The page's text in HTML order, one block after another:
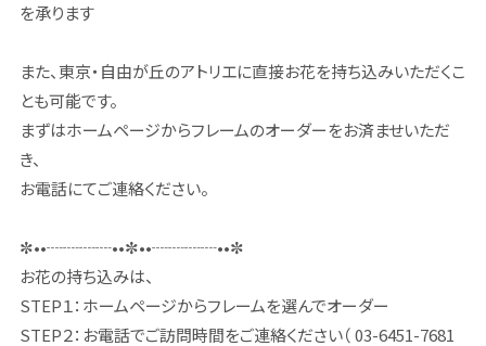
を承ります
また、東京・自由が丘のアトリエに直接お花を持ち込みいただくこ
とも可能です。
まずはホームページからフレームのオーダーをお済ませいただ
き、
お電話にてご連絡ください。
✼••┈┈┈┈••✼••┈┈┈┈••✼
お花の持ち込みは、
STEP１：ホームページからフレームを選んでオーダー
STEP２：お電話でご訪問時間をご連絡ください（ 03-6451-7681